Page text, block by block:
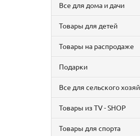
Все для дома и дачи
Товары для детей
Товары на распродаже
Подарки
Все для сельского
Товары из TV - SHOP
Товары для спорта